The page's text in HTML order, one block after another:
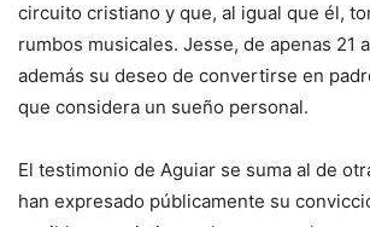
circuito cristiano y que, al igual que él,
rumbos musicales. Jesse, de apenas 21
además su deseo de convertirse en
que considera un sueño personal.
El testimonio de Aguiar se suma al de
han expresado públicamente su